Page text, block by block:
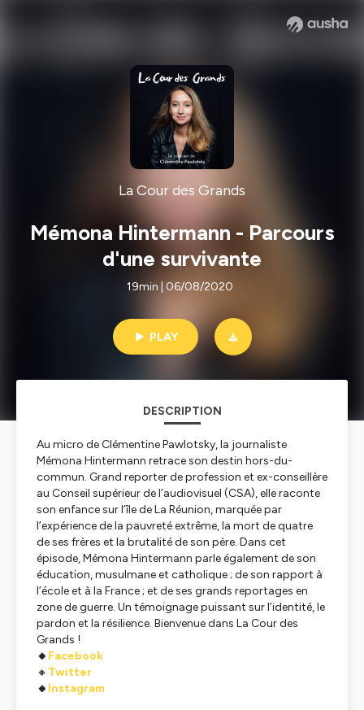
La Cour des Grands
Mémona Hintermann - Parcours
d'une survivante
19min | 06/08/2020
PLAY
DESCRIPTION
Au micro de Clémentine Pawlotsky, la journaliste
Mémona Hintermann retrace son destin hors-du-
commun. Grand reporter de profession et ex-conseillère
au Conseil supérieur de l’audiovisuel (CSA), elle raconte
son enfance sur l’île de La Réunion, marquée par
l’expérience de la pauvreté extrême, la mort de quatre
de ses frères et la brutalité de son père. Dans cet
épisode, Mémona Hintermann parle également de son
éducation, musulmane et catholique ; de son rapport à
l’école et à la France ; et de ses grands reportages en
zone de guerre. Un témoignage puissant sur l’identité, le
pardon et la résilience. Bienvenue dans La Cour des
Grands !
🔸 Facebook
🔸 Twitter
🔸 Instagram